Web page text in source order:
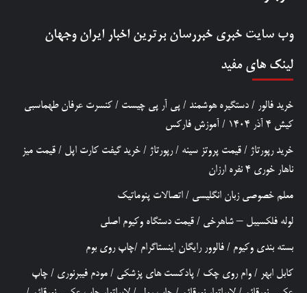
وب سایت خبری خبررسان برترین اخبار ایران وجهان
لینک های مفید
خرید فالور / دستگیره هوشمند / پی آر پی چیست / کنسرت عرفان طهماسبی
کیش 4 آذر 1404
/ آموزش فارکس
خرید رپورتاژ / قیمت پروتز سینه /رپورتاژ / خرید گیفت کارت اپل / قیمت میز
ناهار خوری 4 نفره ارزان
معلم خصوصی زبان انگلیسی / اتصالات پنوماتیک
لوله فلکسیبل – شاهرخی / قیمت دستگاه وکیوم اصلی
بسته بندی وکیوم / فالوور رایگان اینستاگرام /چاپ روی بوم
کابل ابهر / وام روی چک / پادکست های پزشکی / مودم فیبرنوری / چاپ